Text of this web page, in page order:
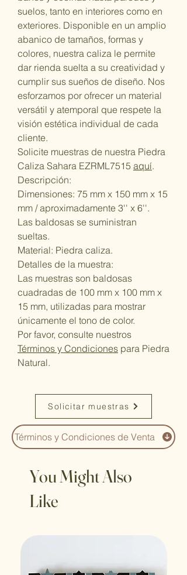
suelos, tanto en interiores como en
exteriores. Disponible en un amplio
abanico de tamaños, formas y
colores, nuestra caliza le permite
dar rienda suelta a su creatividad y
cumplir sus sueños de diseño. Nos
esforzamos por ofrecer un material
versátil y atemporal que respete la
visión estética individual de cada
cliente.
Solicite muestras de nuestra Piedra
Caliza Sahara EZRML7515 aquí.
Descripción:
Dimensiones: 75 mm x 150 mm x 15
mm / aproximadamente 3'' x 6''.
Las baldosas se suministran
sueltas.
Material: Piedra caliza.
Detalles de la muestra:
Las muestras son baldosas
cuadradas de 100 mm x 100 mm x
15 mm, utilizadas para mostrar
únicamente el tono de color.
Por favor, consulte nuestros
Términos y Condiciones para Piedra
Natural.
Solicitar muestras
Términos y Condiciones de Venta
You Might Also
Like